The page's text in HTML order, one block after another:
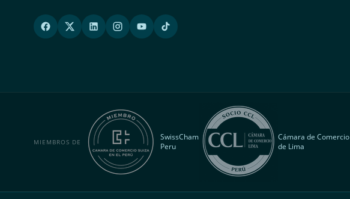
MIEMBROS DE
SwissCham
Peru
Cámara de Comercio
de Lima